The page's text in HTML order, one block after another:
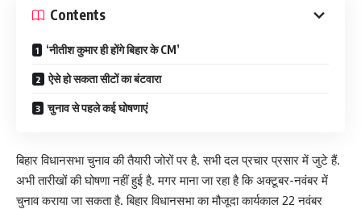
Contents
‘नीतीश कुमार ही होंगे बिहार के CM’
ऐसे हो सकता सीटों का बंटवारा
चुनाव से पहले कई घोषणाएं
बिहार विधानसभा चुनाव की तैयारी जोरों पर है. सभी दल प्रचार प्रसार में जुटे हैं.
अभी तारीखों की घोषणा नहीं हुई है. मगर माना जा रहा है कि अक्टूबर-नवंबर में
चुनाव कराया जा सकता है. बिहार विधानसभा का मौजूदा कार्यकाल 22 नवंबर